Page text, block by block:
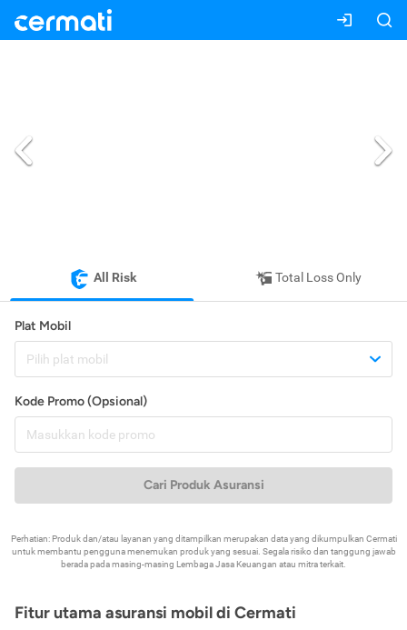
All Risk Total Loss Only
Plat Mobil
Pilih plat mobil
Kode Promo (Opsional)
Cari Produk Asuransi
Perhatian: Produk dan/atau layanan yang ditampilkan merupakan data yang dikumpulkan Cermati
untuk membantu pengguna menemukan produk yang sesuai. Segala risiko dan tanggung jawab
berada pada masing-masing Lembaga Jasa Keuangan atau mitra terkait.
Fitur utama asuransi mobil di Cermati